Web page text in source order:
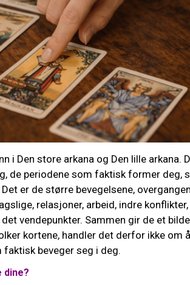
i Den store arkana og Den lille arkana.
de periodene som faktisk former deg,
er de større bevegelsene,
relasjoner, arbeid, indre
vendepunkter. Sammen gir de et
kortene, handler det derfor ikke om
faktisk beveger seg i deg.
dine?